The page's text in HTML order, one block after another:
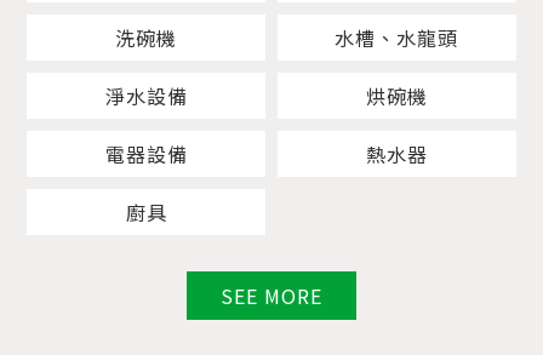
洗碗機
水槽、水龍頭
淨水設備
烘碗機
電器設備
熱水器
廚具
SEE MORE